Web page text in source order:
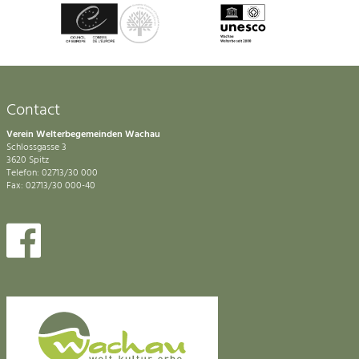
Contact
Verein Welterbegemeinden Wachau
Schlossgasse 3
3620 Spitz
Telefon: 02713/30 000
Fax: 02713/30 000-40